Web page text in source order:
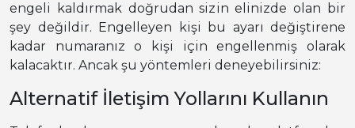
engeli kaldırmak doğrudan sizin elinizde olan bir
şey değildir. Engelleyen kişi bu ayarı değiştirene
kadar numaranız o kişi için engellenmiş olarak
kalacaktır. Ancak şu yöntemleri deneyebilirsiniz:
Alternatif İletişim Yollarını Kullanın